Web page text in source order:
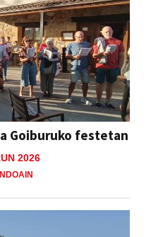
Goiburuko festetan
2026